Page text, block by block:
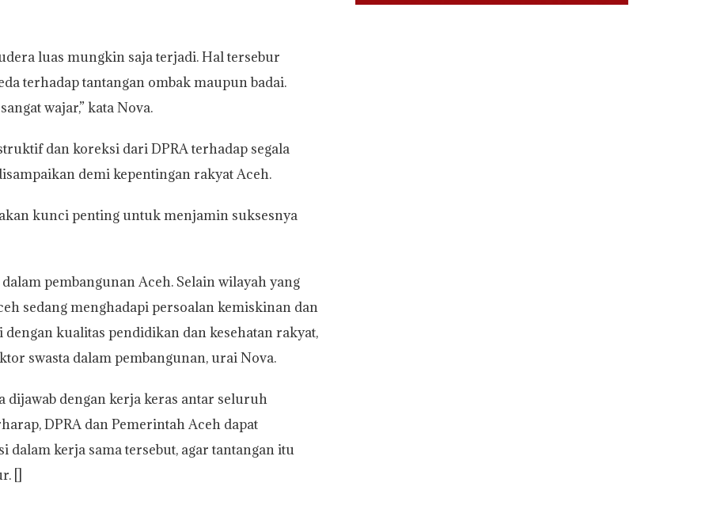
luas mungkin saja terjadi. Hal tersebur
terhadap tantangan ombak maupun badai.
wajar,” kata Nova.
dan koreksi dari DPRA terhadap segala
demi kepentingan rakyat Aceh.
kunci penting untuk menjamin suksesnya
pembangunan Aceh. Selain wilayah yang
sedang menghadapi persoalan kemiskinan dan
kualitas pendidikan dan kesehatan rakyat,
swasta dalam pembangunan, urai Nova.
dijawab dengan kerja keras antar seluruh
DPRA dan Pemerintah Aceh dapat
kerja sama tersebut, agar tantangan itu
[]